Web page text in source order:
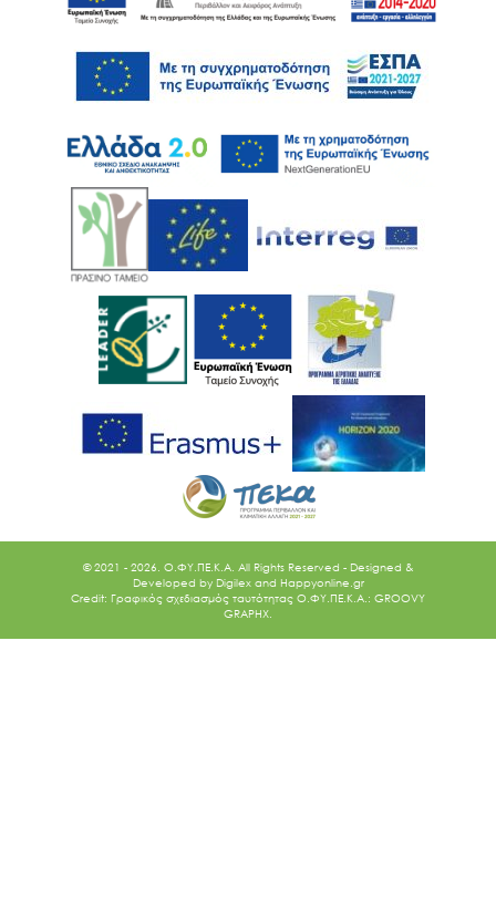
© 2021 - 2026. O.ΦΥ.ΠΕ.Κ.Α. All Rights Reserved - Designed &
Developed by Digilex and Happyonline.gr
Credit: Γραφικός σχεδιασμός ταυτότητας Ο.ΦΥ.ΠΕ.Κ.Α.: GROOVY
GRAPHX.